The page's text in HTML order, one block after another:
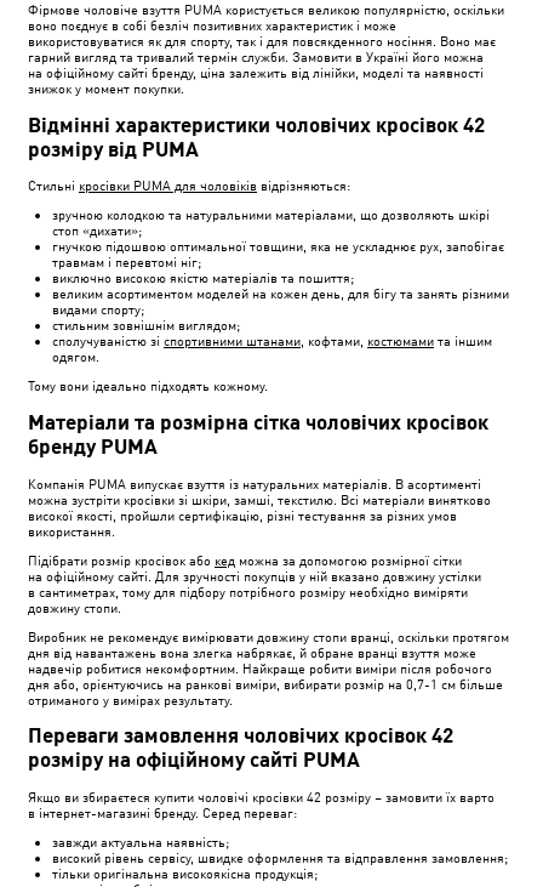
Фірмове чоловіче взуття PUMA користується великою популярністю, оскільки
воно поєднує в собі безліч позитивних характеристик і може
використовуватися як для спорту, так і для повсякденного носіння. Воно має
гарний вигляд та тривалий термін служби. Замовити в Україні його можна
на офіційному сайті бренду, ціна залежить від лінійки, моделі та наявності
знижок у момент покупки.
Відмінні характеристики чоловічих кросівок 42
розміру від PUMA
Стильні кросівки PUMA для чоловіків відрізняються:
зручною колодкою та натуральними матеріалами, що дозволяють шкірі
стоп «дихати»;
гнучкою підошвою оптимальної товщини, яка не ускладнює рух, запобігає
травмам і перевтомі ніг;
виключно високою якістю матеріалів та пошиття;
великим асортиментом моделей на кожен день, для бігу та занять різними
видами спорту;
стильним зовнішнім виглядом;
сполучуваністю зі спортивними штанами , кофтами, костюмами та іншим
одягом.
Тому вони ідеально підходять кожному.
Матеріали та розмірна сітка чоловічих кросівок
бренду PUMA
Компанія PUMA випускає взуття із натуральних матеріалів. В асортименті
можна зустріти кросівки зі шкіри, замші, текстилю. Всі матеріали винятково
високої якості, пройшли сертифікацію, різні тестування за різних умов
використання.
Підібрати розмір кросівок або кед можна за допомогою розмірної сітки
на офіційному сайті. Для зручності покупців у ній вказано довжину устілки
в сантиметрах, тому для підбору потрібного розміру необхідно виміряти
довжину стопи.
Виробник не рекомендує вимірювати довжину стопи вранці, оскільки протягом
дня від навантажень вона злегка набрякає, й обране вранці взуття може
надвечір робитися некомфортним. Найкраще робити виміри після робочого
дня або, орієнтуючись на ранкові виміри, вибирати розмір на 0,7-1 см більше
отриманого у вимірах результату.
Переваги замовлення чоловічих кросівок 42
розміру на офіційному сайті PUMA
Якщо ви збираєтеся купити чоловічі кросівки 42 розміру – замовити їх варто
в інтернет-магазині бренду. Серед переваг:
завжди актуальна наявність;
високий рівень сервісу, швидке оформлення та відправлення замовлення;
тільки оригінальна високоякісна продукція;